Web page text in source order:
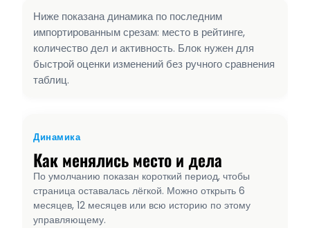
Ниже показана динамика по последним
импортированным срезам: место в рейтинге,
количество дел и активность. Блок нужен для
быстрой оценки изменений без ручного сравнения
таблиц.
Динамика
Как менялись место и дела
По умолчанию показан короткий период, чтобы
страница оставалась лёгкой. Можно открыть 6
месяцев, 12 месяцев или всю историю по этому
управляющему.